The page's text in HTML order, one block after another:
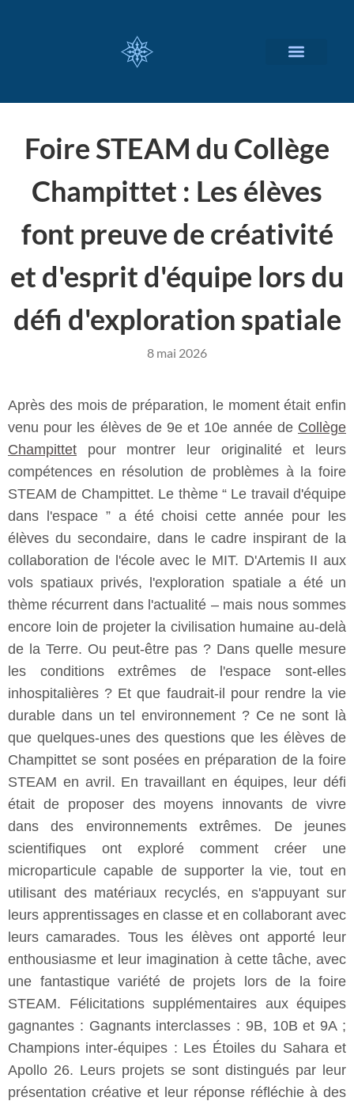
Foire STEAM du Collège
Champittet : Les élèves
font preuve de créativité
et d'esprit d'équipe lors du
défi d'exploration spatiale
8 mai 2026
Après des mois de préparation, le moment était enfin
venu pour les élèves de 9e et 10e année de Collège
Champittet pour montrer leur originalité et leurs
compétences en résolution de problèmes à la foire
STEAM de Champittet. Le thème “ Le travail d'équipe
dans l'espace ” a été choisi cette année pour les
élèves du secondaire, dans le cadre inspirant de la
collaboration de l'école avec le MIT. D'Artemis II aux
vols spatiaux privés, l'exploration spatiale a été un
thème récurrent dans l'actualité – mais nous sommes
encore loin de projeter la civilisation humaine au-delà
de la Terre. Ou peut-être pas ? Dans quelle mesure
les conditions extrêmes de l'espace sont-elles
inhospitalières ? Et que faudrait-il pour rendre la vie
durable dans un tel environnement ? Ce ne sont là
que quelques-unes des questions que les élèves de
Champittet se sont posées en préparation de la foire
STEAM en avril. En travaillant en équipes, leur défi
était de proposer des moyens innovants de vivre
dans des environnements extrêmes. De jeunes
scientifiques ont exploré comment créer une
microparticule capable de supporter la vie, tout en
utilisant des matériaux recyclés, en s'appuyant sur
leurs apprentissages en classe et en collaborant avec
leurs camarades. Tous les élèves ont apporté leur
enthousiasme et leur imagination à cette tâche, avec
une fantastique variété de projets lors de la foire
STEAM. Félicitations supplémentaires aux équipes
gagnantes : Gagnants interclasses : 9B, 10B et 9A ;
Champions inter-équipes : Les Étoiles du Sahara et
Apollo 26. Leurs projets se sont distingués par leur
présentation créative et leur réponse réfléchie à des